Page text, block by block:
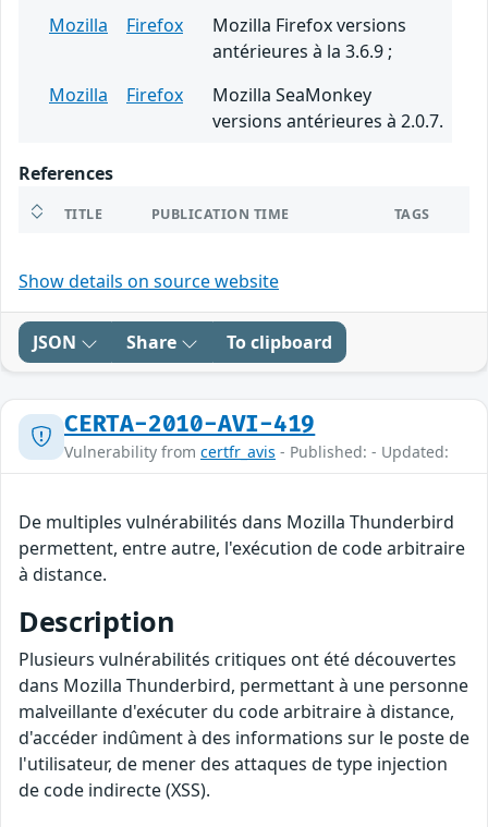
Mozilla
Firefox
Mozilla Firefox versions
antérieures à la 3.6.9 ;
Mozilla
Firefox
Mozilla SeaMonkey
versions antérieures à 2.0.7.
References
TITLE PUBLICATION TIME TAGS
Show details on source website
JSON Share To clipboard
CERTA-2010-AVI-419
Vulnerability from certfr_avis - Published: - Updated:
De multiples vulnérabilités dans Mozilla Thunderbird
permettent, entre autre, l'exécution de code arbitraire
à distance.
Description
Plusieurs vulnérabilités critiques ont été découvertes
dans Mozilla Thunderbird, permettant à une personne
malveillante d'exécuter du code arbitraire à distance,
d'accéder indûment à des informations sur le poste de
l'utilisateur, de mener des attaques de type injection
de code indirecte (XSS).